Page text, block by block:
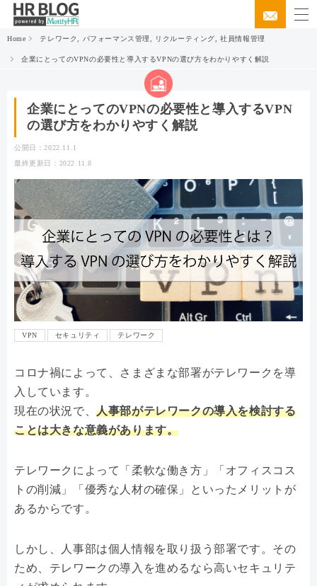
Home テレワーク パフォーマンス管理 リクルーティング ,社員情報管理
企業にとってのVPNの必要性と導入するVPNの選び方をわかりやすく解説
企業にとってのVPNの必要性と導入するVPN
の選び方をわかりやすく解説
公開日：2022.11.1
最終更新日：2022.11.8
VPN セキュリティ テレワーク
コロナ禍によって、さまざまな部署がテレワークを導
入しています。
現在の状況で、人事部がテレワークの導入を検討する
ことは大きな意義があります。
テレワークによって「柔軟な働き方」「オフィスコス
トの削減」「優秀な人材の確保」といったメリットが
あるからです。
しかし、人事部は個人情報を取り扱う部署です。その
ため、テレワークの導入を進めるなら高いセキュリテ